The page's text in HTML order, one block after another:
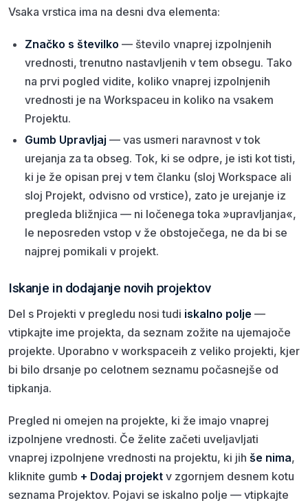
Vsaka vrstica ima na desni dva elementa:
Značko s številko — število vnaprej izpolnjenih
vrednosti, trenutno nastavljenih v tem obsegu. Tako
na prvi pogled vidite, koliko vnaprej izpolnjenih
vrednosti je na Workspaceu in koliko na vsakem
Projektu.
Gumb Upravljaj — vas usmeri naravnost v tok
urejanja za ta obseg. Tok, ki se odpre, je isti kot tisti,
ki je že opisan prej v tem članku (sloj Workspace ali
sloj Projekt, odvisno od vrstice), zato je urejanje iz
pregleda bližnjica — ni ločenega toka »upravljanja«,
le neposreden vstop v že obstoječega, ne da bi se
najprej pomikali v projekt.
Iskanje in dodajanje novih projektov
Del s Projekti v pregledu nosi tudi iskalno polje —
vtipkajte ime projekta, da seznam zožite na ujemajoče
projekte. Uporabno v workspaceih z veliko projekti, kjer
bi bilo drsanje po celotnem seznamu počasnejše od
tipkanja.
Pregled ni omejen na projekte, ki že imajo vnaprej
izpolnjene vrednosti. Če želite začeti uveljavljati
vnaprej izpolnjene vrednosti na projektu, ki jih še nima,
kliknite gumb + Dodaj projekt v zgornjem desnem kotu
seznama Projektov. Pojavi se iskalno polje — vtipkajte